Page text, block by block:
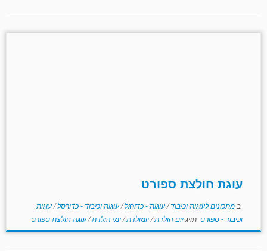
עוגת חולצת ספורט
ב מתכונים לעוגות וכיבוד/עוגות - כדורגל/עוגות וכיבוד - כדורסל/עוגות
וכיבוד - ספורט תויגיום הולדת/יומולדת/ימי הולדת/עוגת חולצת ספורט